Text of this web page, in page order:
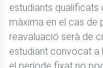
estudiants
màxima en el cas de
reavaluació serà de
estudiant convocat a